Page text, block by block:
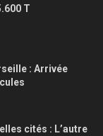
T
: Arrivée
cités : L’autre